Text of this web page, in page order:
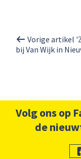
Vorige artikel
bij Van Wijk in
Volg ons op
de